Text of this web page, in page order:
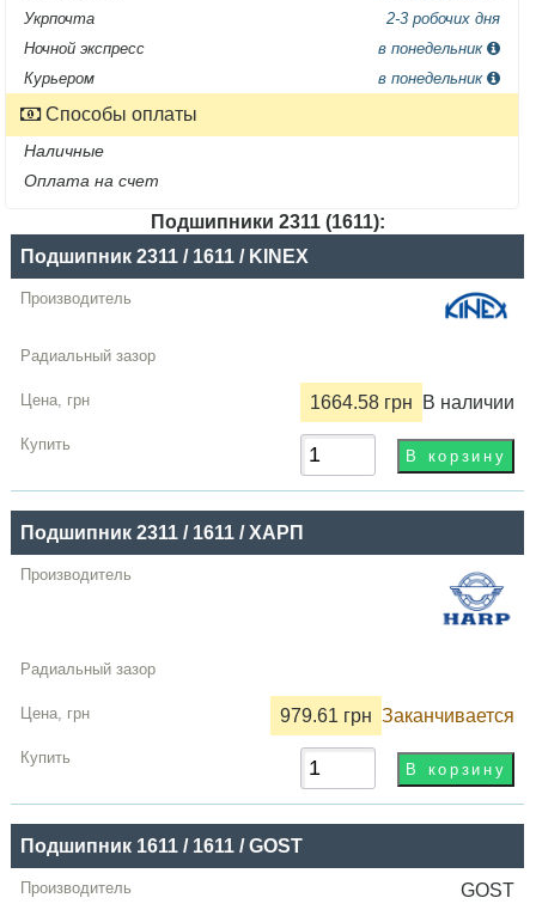
Укрпочта
2-3 робочих дня
Ночной экспресс
в понедельник
Курьером
в понедельник
Способы оплаты
Наличные
Оплата на счет
Подшипники 2311 (1611):
Название
Производитель
Радиальный
зазор
Цена,
грн
Подшипник 2311 / 1611 / KINEX
1664.58 грн В наличии
Подшипник 2311 / 1611 / ХАРП
979.61 грн Заканчивается
Подшипник 1611 / 1611 / GOST
GOST